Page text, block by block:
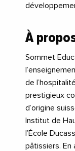
À
Sommet
de
prestigieux
d’origine
Institut de
l’École
pâtissiers. En